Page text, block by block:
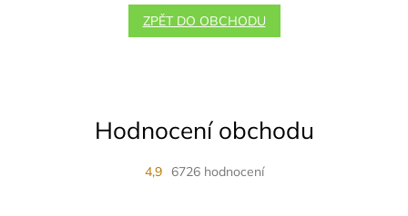
ZPĚT DO OBCHODU
Hodnocení obchodu
4,9 6726 hodnocení